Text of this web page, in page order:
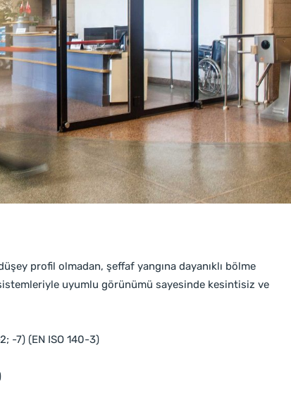
profil olmadan, şeffaf yangına dayanıklı bölme
uyumlu görünümü sayesinde kesintisiz ve
-7) (EN ISO 140-3)